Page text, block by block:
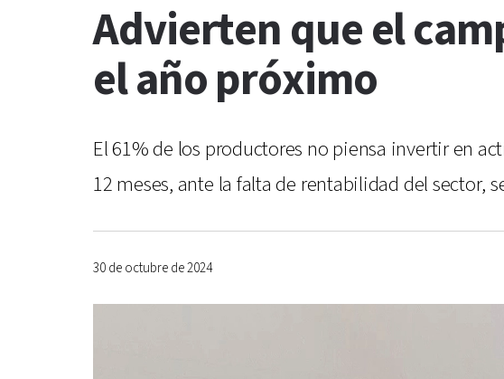
Advierten que el
el año próximo
El 61% de los productores no piensa invertir en
12 meses, ante la falta de rentabilidad del sector,
30 de octubre de 2024